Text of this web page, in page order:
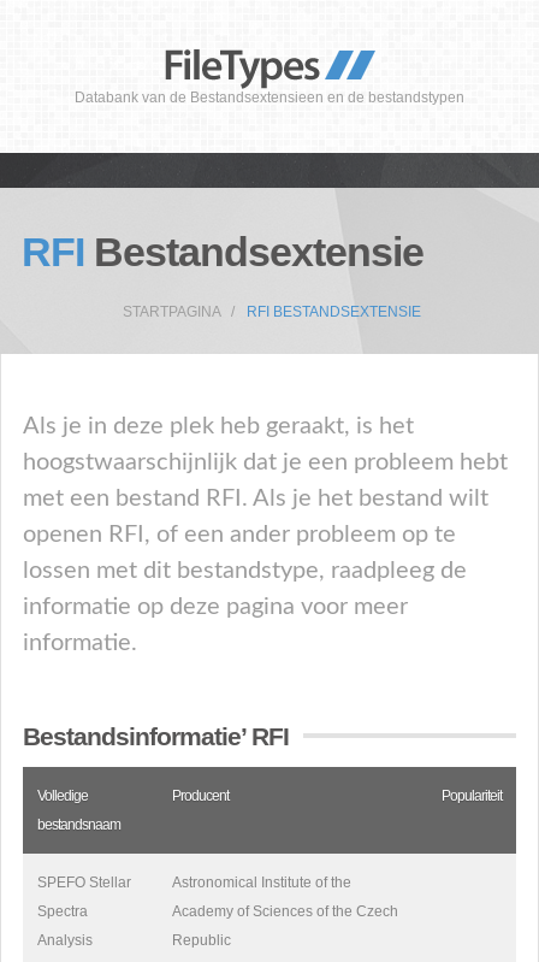
Databank van de Bestandsextensieen en de bestandstypen
RFI Bestandsextensie
STARTPAGINA RFI BESTANDSEXTENSIE
Als je in deze plek heb geraakt, is het
hoogstwaarschijnlijk dat je een probleem hebt
met een bestand RFI. Als je het bestand wilt
openen RFI, of een ander probleem op te
lossen met dit bestandstype, raadpleeg de
informatie op deze pagina voor meer
informatie.
Bestandsinformatie’ RFI
Volledige
bestandsnaam
Producent Populariteit
SPEFO Stellar
Spectra
Analysis
Astronomical Institute of the
Academy of Sciences of the Czech
Republic